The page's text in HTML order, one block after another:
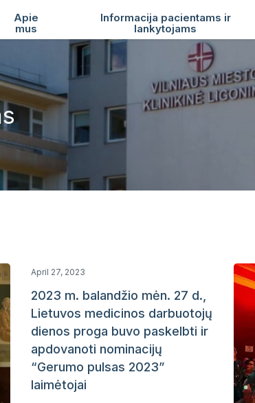
Apie
mus
Informacija pacientams ir
lankytojams
April 27, 2023
2023 m. balandžio mėn. 27 d.,
Lietuvos medicinos darbuotojų
dienos proga buvo paskelbti ir
apdovanoti nominacijų
“Gerumo pulsas 2023”
laimėtojai